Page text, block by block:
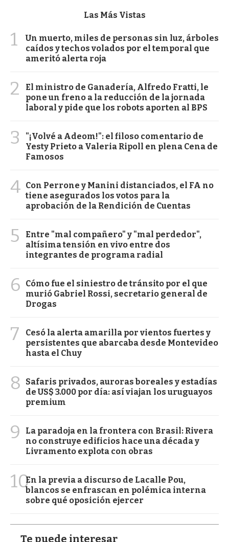
Las Más Vistas
1
Un muerto, miles de personas sin luz, árboles
caídos y techos volados por el temporal que
ameritó alerta roja
2
El ministro de Ganadería, Alfredo Fratti, le
pone un freno a la reducción de la jornada
laboral y pide que los robots aporten al BPS
3
"¡Volvé a Adeom!": el filoso comentario de
Yesty Prieto a Valeria Ripoll en plena Cena de
Famosos
4 Con Perrone y Manini distanciados, el FA no
tiene asegurados los votos para la
aprobación de la Rendición de Cuentas
5
Entre "mal compañero" y "mal perdedor",
altísima tensión en vivo entre dos
integrantes de programa radial
6
Cómo fue el siniestro de tránsito por el que
murió Gabriel Rossi, secretario general de
Drogas
7
Cesó la alerta amarilla por vientos fuertes y
persistentes que abarcaba desde Montevideo
hasta el Chuy
8
Safaris privados, auroras boreales y estadías
de US$ 3.000 por día: así viajan los uruguayos
premium
9
La paradoja en la frontera con Brasil: Rivera
no construye edificios hace una década y
Livramento explota con obras
10En la previa a discurso de Lacalle Pou,
blancos se enfrascan en polémica interna
sobre qué oposición ejercer
Te puede interesar